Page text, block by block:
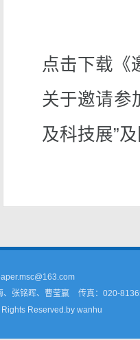
点击下载《
关于邀请参
及科技展”
、张铭晖、曹莹嬴
传真：020-
Reserved.by wanhu